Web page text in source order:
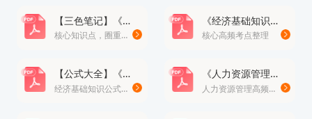
多选题得分规则：错选不得分，少选时每个正确选项
得0.5分。
2.《专业知识和实务》——专业选考科目
10个专业方向：工商管理、人力资源管理、金融、财
【三色笔记】《经济基础知识》· 修正版
核心知识点，圈重点
《经济基础知识》高频考点总结100个
核心高频考点整理
【公式大全】《经济基础知识》公式
经济基础知识公式大全
《人力资源管理》高频易错题
人力资源管理高频易错题